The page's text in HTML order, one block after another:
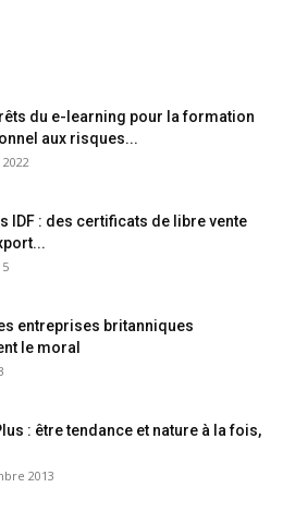
du e-learning pour la formation
aux risques...
IDF : des certificats de libre vente
entreprises britanniques
le moral
: être tendance et nature à la fois,
2013